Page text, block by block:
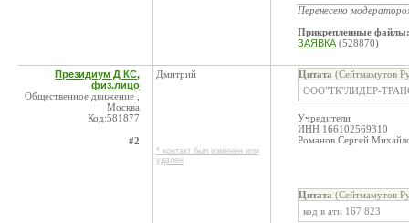
Перенесено
Прикрепленные файлы:
ЗАЯВКА (528870)
Президиум Д КС,
физ.лицо
Общественное движение ,
Москва
Код:581877
#2
Дмитрий
* контакт был изменен или
удален
Цитата (Сейтмамутов
ООО"ТК"ЛИДЕР-
Учредители
ИНН 166102569310
Романов Сергей
Цитата (Сейтмамутов
код в ати 167 823